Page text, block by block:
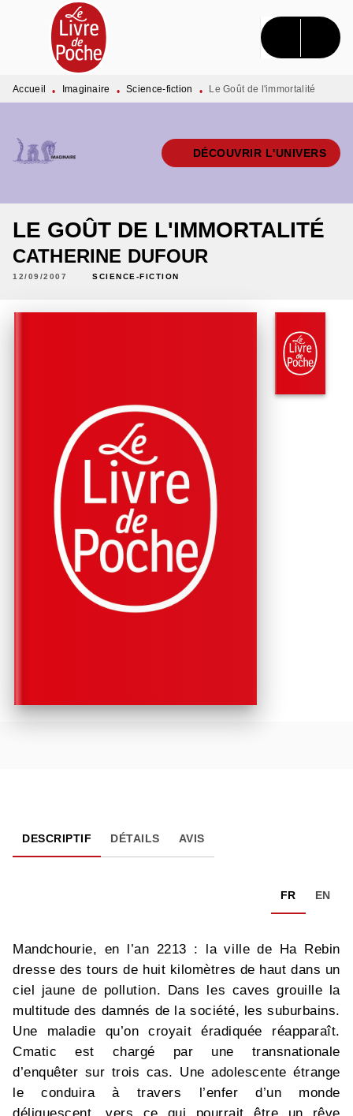
MENU RECHERCHE CONTENU
PIED DE PAGE
Accueil • Imaginaire • Science-fiction • Le Goût de l'immortalité
DÉCOUVRIR L'UNIVERS
LE GOÛT DE L'IMMORTALITÉ
CATHERINE DUFOUR
12/09/2007 SCIENCE-FICTION
DESCRIPTIF DÉTAILS AVIS
FR EN
Mandchourie, en l’an 2213 : la ville de Ha Rebin
dresse des tours de huit kilomètres de haut dans un
ciel jaune de pollution. Dans les caves grouille la
multitude des damnés de la société, les suburbains.
Une maladie qu’on croyait éradiquée réapparaît.
Cmatic est chargé par une transnationale
d’enquêter sur trois cas. Une adolescente étrange
le conduira à travers l’enfer d’un monde